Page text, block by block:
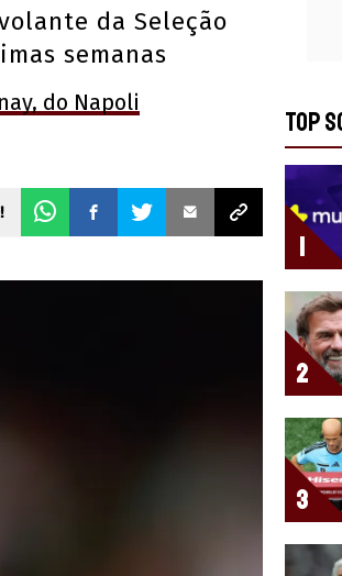
da Seleção
semanas
do Napoli
TOP
1
2
3